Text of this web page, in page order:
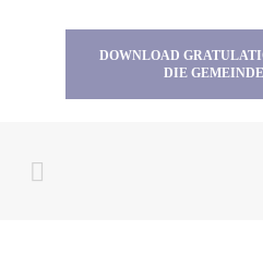
DOWNLOAD
DIE